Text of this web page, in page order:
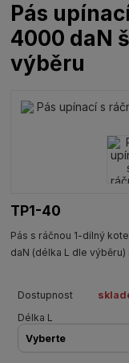
Pás
4000 daN
výběru
TP1-40
Pás s ráčnou 1-dílný
daN (délka L dle výběru)
Dostupnost
Délka L